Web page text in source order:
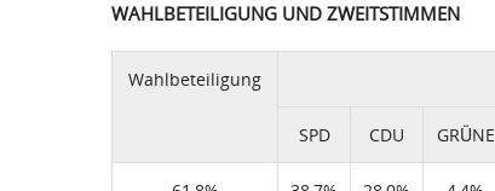
WAHLBETEILIGUNG UND ZWEITSTIMMEN
Wahlbeteiligung
SPD CDU GRÜNE